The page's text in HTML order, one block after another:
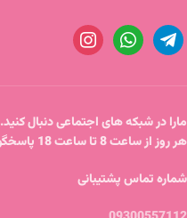
مارا در شبکه های اجتماعی دنبال کنید.
هر روز از ساعت 8 تا ساعت 18 پاسخگو شما عزیزان هستیم.
شماره تماس پشتیبانی